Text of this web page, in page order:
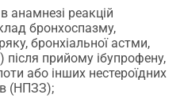
анамнезі реакцій
бронхоспазму,
бронхіальної астми,
після прийому ібупрофену,
або інших нестероїдних
(НПЗЗ);